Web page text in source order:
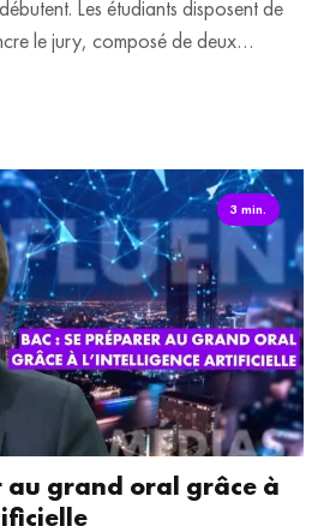
Les étudiants disposent de
le jury, composé de deux
thèmes choisis parmi leurs
Une épreuve clé qui dure au total
par les lycéens.
3 min.
au grand oral grâce à